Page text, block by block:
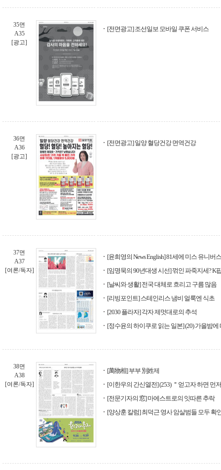
35면
A35
[광고]
[전면광고] 조선일보 모바일 쿠폰 서비스
36면
A36
[광고]
[전면광고] 일양 혈당건강 면역건강
37면
A37
[여론/독자]
[윤희영의 News English] 81세에 미스 유니버
[임명묵의 90년대생 시선] 꺾인 파죽지세? K
[날씨와 생활] 전국 대체로 흐리고 구름 많음
[리빙포인트] 스테인리스 냄비 얼룩엔 식초
[2030 플라자] 각자 제멋대로의 추석
[정수윤의 하이쿠로 읽는 일본] (20) 가을밤에
38면
A38
[여론/독자]
[萬物相] 부부 別姓제
[이한우의 간신열전] (253) ＂얻고자 하면 먼
[전문기자의 窓] 마에스트로의 잇따른 추락
[양상훈 칼럼] 최덕근 영사 암살범들 모두 확